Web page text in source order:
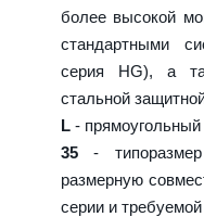
более высокой
стандартными
серия HG), а
стальной
L - прямоугольный
35 -
размерную
серии и требуемой